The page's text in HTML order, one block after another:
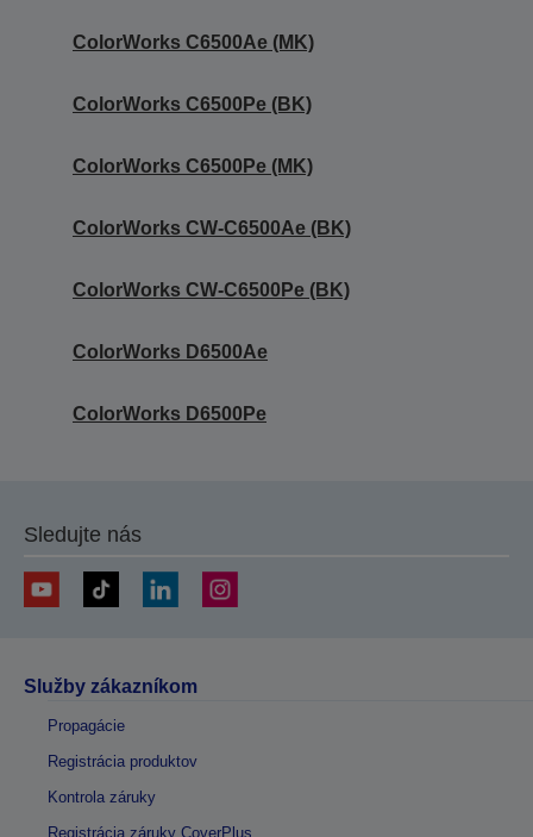
ColorWorks C6500Ae (MK)
ColorWorks C6500Pe (BK)
ColorWorks C6500Pe (MK)
ColorWorks CW-C6500Ae (BK)
ColorWorks CW-C6500Pe (BK)
ColorWorks D6500Ae
ColorWorks D6500Pe
Sledujte nás
Služby zákazníkom
Propagácie
Registrácia produktov
Kontrola záruky
Registrácia záruky CoverPlus